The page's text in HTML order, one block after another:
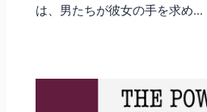
は、男たちが彼女の手を求め…